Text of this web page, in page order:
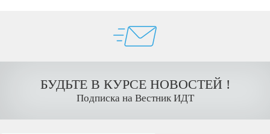
БУДЬТЕ В КУРСЕ НОВОСТЕЙ !
Подписка на Вестник ИДТ